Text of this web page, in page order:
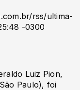
rss/ultima-
-0300
Luiz Pion,
Paulo), foi